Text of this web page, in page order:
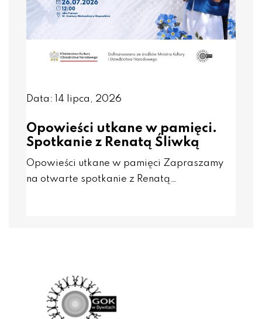
Data: 14 lipca, 2026
Opowieści utkane w pamięci.
Spotkanie z Renatą Śliwką
Opowieści utkane w pamięci Zapraszamy
na otwarte spotkanie z Renatą…